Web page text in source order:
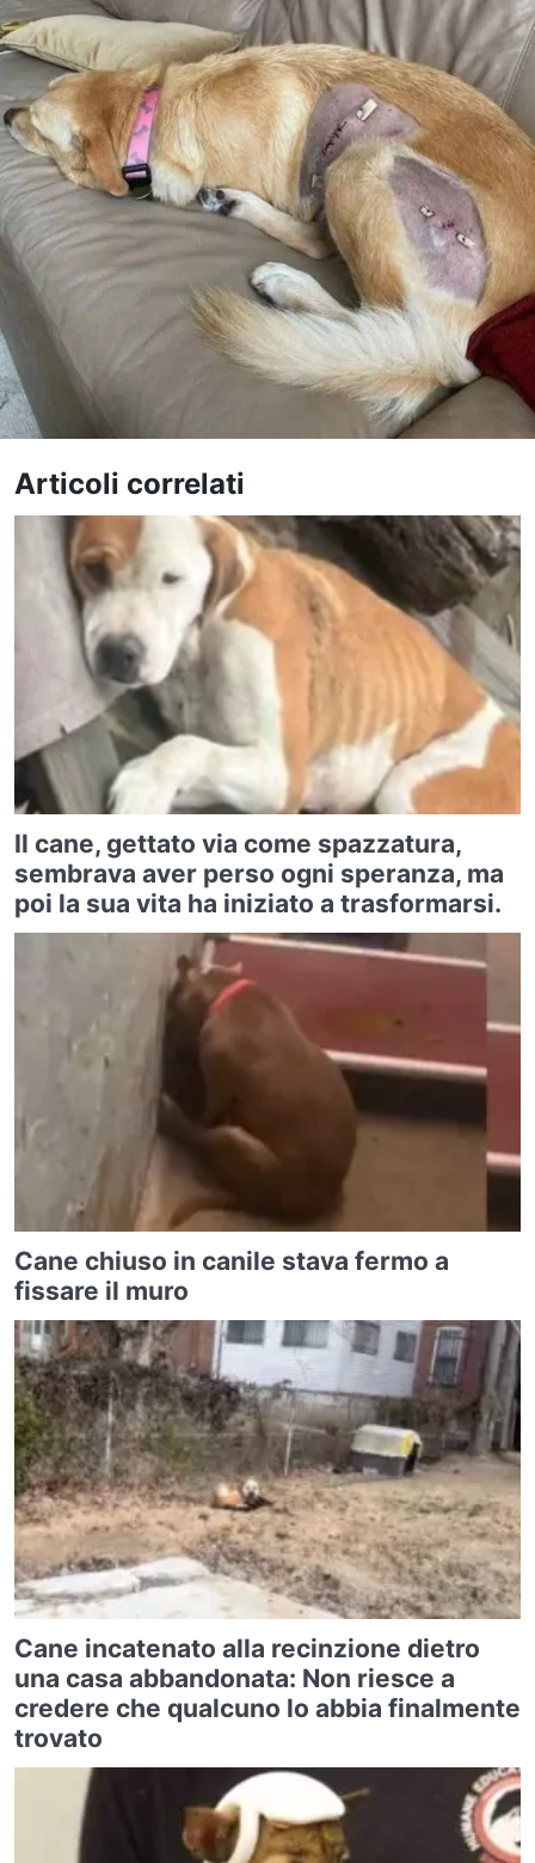
Articoli correlati
Il cane, gettato via come spazzatura,
sembrava aver perso ogni speranza, ma
poi la sua vita ha iniziato a trasformarsi.
Cane chiuso in canile stava fermo a
fissare il muro
Cane incatenato alla recinzione dietro
una casa abbandonata: Non riesce a
credere che qualcuno lo abbia finalmente
trovato